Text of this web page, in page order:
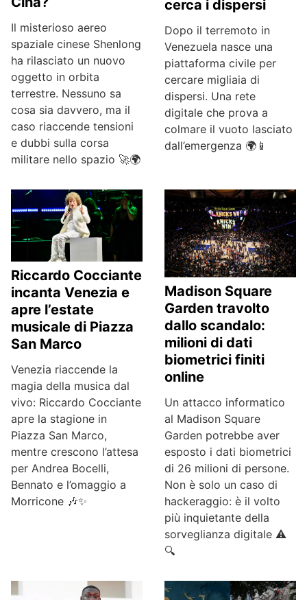
Il misterioso aereo
spaziale cinese Shenlong
ha rilasciato un nuovo
oggetto in orbita
terrestre. Nessuno sa
cosa sia davvero, ma il
caso riaccende tensioni
e dubbi sulla corsa
militare nello spazio 🚀🌍
cerca i dispersi
Dopo il terremoto in
Venezuela nasce una
piattaforma civile per
cercare migliaia di
dispersi. Una rete
digitale che prova a
colmare il vuoto lasciato
dall’emergenza 🌍📱
Riccardo Cocciante
incanta Venezia e
apre l’estate
musicale di Piazza
San Marco
Venezia riaccende la
magia della musica dal
vivo: Riccardo Cocciante
apre la stagione in
Piazza San Marco,
mentre crescono l’attesa
per Andrea Bocelli,
Bennato e l’omaggio a
Morricone 🎶✨
Madison Square
Garden travolto
dallo scandalo:
milioni di dati
biometrici finiti
online
Un attacco informatico
al Madison Square
Garden potrebbe aver
esposto i dati biometrici
di 26 milioni di persone.
Non è solo un caso di
hackeraggio: è il volto
più inquietante della
sorveglianza digitale ⚠️
🔍